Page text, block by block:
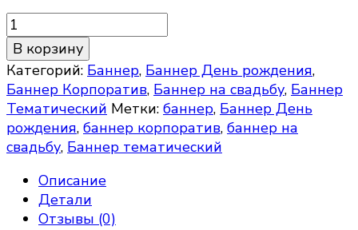
Количество
товара
Баннер
Геометрия
В корзину
Категорий: Баннер, Баннер День рождения,
Баннер Корпоратив, Баннер на свадьбу, Баннер
Тематический Метки: баннер, Баннер День
рождения, баннер корпоратив, баннер на
свадьбу, Баннер тематический
Описание
Детали
Отзывы (0)